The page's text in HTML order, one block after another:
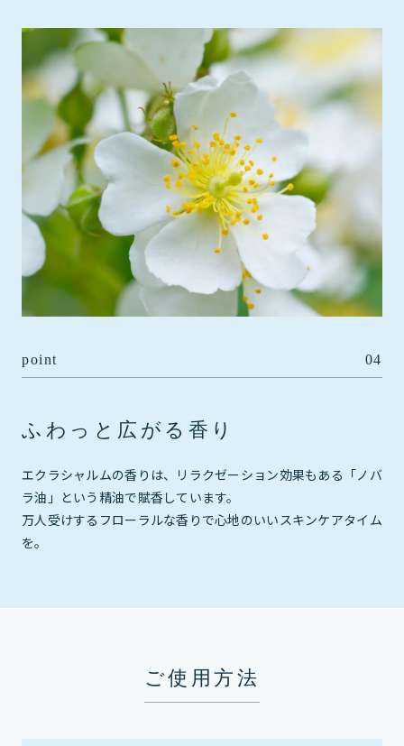
point 04
ふわっと広がる香り
エクラシャルムの香りは、リラクゼーション効果もある「ノバ
ラ油」という精油で賦香しています。
万人受けするフローラルな香りで心地のいいスキンケアタイム
を。
ご使用方法